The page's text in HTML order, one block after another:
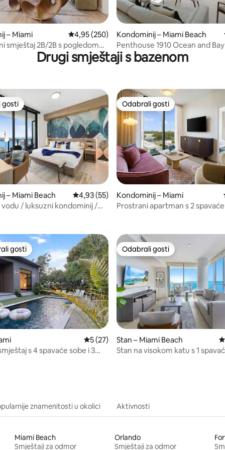
recenzija: 164
– Miami Prosječna ocjena: 4,95/5, recenzija: 250
4,95 (250)
smještaj 2B/2B s pogledom
parking• Bazen i spa
Kondominij – Miami Beach
Penthouse 1910 Ocean and
Monte Carlo
Drugi smještaji s bazenom
recenzija: 21
gosti
gosti
– Miami Beach Prosječna ocjena: 4,93/5, recenzija: 55
4,93 (55)
vodu / luksuzni kondominij /
Odabrali gosti
Odabrali gosti
Kondominij – Miami
Prostrani apartman s 2
recenzija: 68
rangiranima s oznakom „Odabrali gosti”
gosti
Prosječna ocjena: 5/5, recenzija: 27
5 (27)
s 4 spavaće sobe i 3
Odabrali gosti
Odabrali gosti
Stan – Miami Beach
Stan na visokom katu s 1
znamenitosti u okolici Aktivnosti
Miami Beach
Smještaji za odmor
Orlando
Smještaji za odmor